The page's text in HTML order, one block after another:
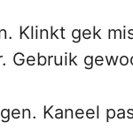
Klinkt gek
Gebruik
Kaneel